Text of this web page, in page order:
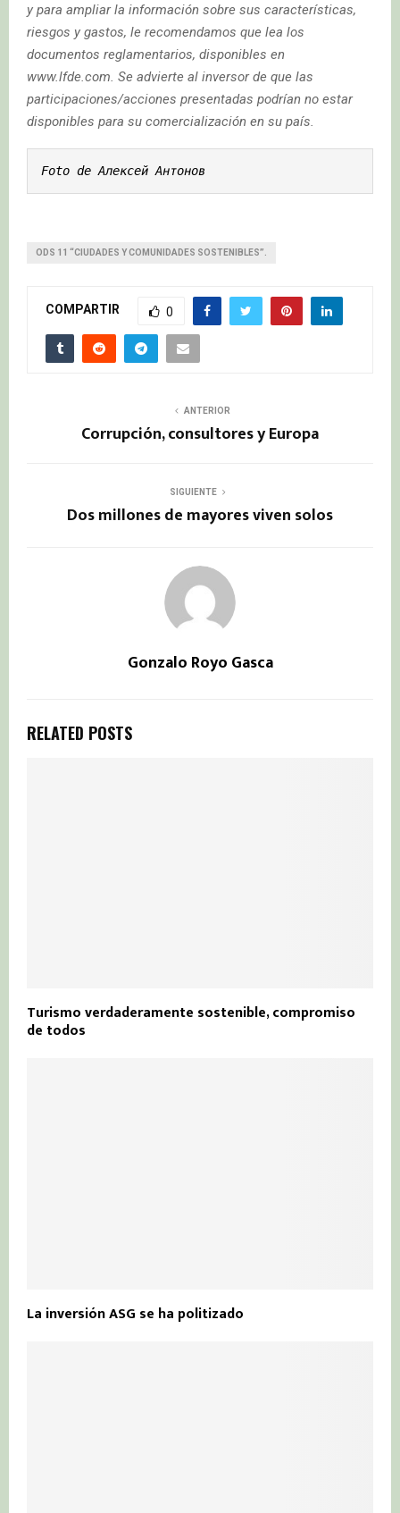
y para ampliar la información sobre sus características,
riesgos y gastos, le recomendamos que lea los
documentos reglamentarios, disponibles en
www.lfde.com. Se advierte al inversor de que las
participaciones/acciones presentadas podrían no estar
disponibles para su comercialización en su país.
Foto de Алексей Антонов
ODS 11 “CIUDADES Y COMUNIDADES SOSTENIBLES”.
COMPARTIR 0
ANTERIOR
Corrupción, consultores y Europa
SIGUIENTE
Dos millones de mayores viven solos
Gonzalo Royo Gasca
RELATED POSTS
Turismo verdaderamente sostenible, compromiso
de todos
La inversión ASG se ha politizado